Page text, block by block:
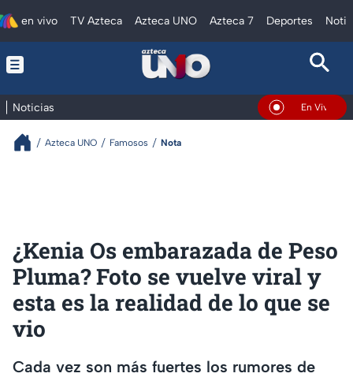
en vivo TV Azteca Azteca UNO Azteca 7 Deportes
Noticias En Vivo
Azteca UNO Famosos Nota
¿Kenia Os embarazada de Peso
Pluma? Foto se vuelve viral y
esta es la realidad de lo que se
vio
Cada vez son más fuertes los rumores de